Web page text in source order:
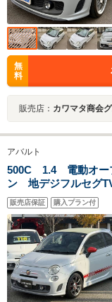
無
料
販売店： カワマタ商会
アバルト
500C 1.4 電動オー
ン 地デジフルセグ
ンサー 純正キセノ
ー ETC 正規ディー
販売店保証 購入プラン付